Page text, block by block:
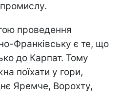
проведення
Франківську є те, що
до Карпат. Тому
поїхати у гори,
Яремче, Ворохту,